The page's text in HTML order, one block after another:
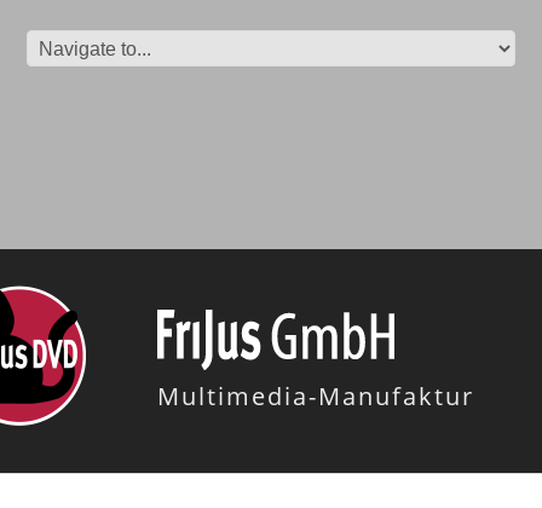
Multimedia-Manufaktur